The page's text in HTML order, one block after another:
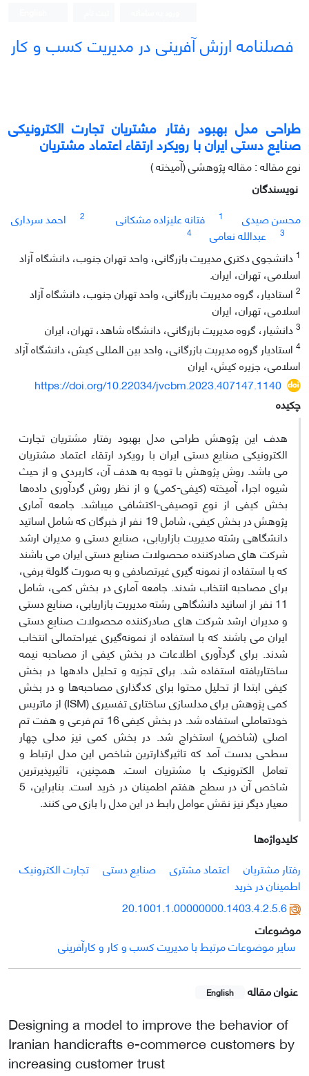
فصلنامه ارزش آفرینی در مدیریت کسب و کار
طراحی مدل بهبود رفتار مشتریان تجارت الکترونیکی
صنایع دستی ایران با رویکرد ارتقاء اعتماد مشتریان
نوع مقاله : مقاله پژوهشی (آمیخته )
نویسندگان
محسن صیدی
1 فتانه علیزاده مشکانی 2 احمد سرداری
3 عبدالله نعامی
4
1 دانشجوی دکتری مدیریت بازرگانی، واحد تهران جنوب، دانشگاه آزاد
اسلامی، تهران، ایران.
2 استادیار، گروه مدیریت بازرگانی، واحد تهران جنوب، دانشگاه آزاد
اسلامی، تهران، ایران
3دانشیار، گروه مدیریت بازرگانی، دانشگاه شاهد، تهران، ایران
4 استادیار گروه مدیریت بازرگانی، واحد بین المللی کیش، دانشگاه آزاد
اسلامی، جزیره کیش، ایران
https://doi.org/10.22034/jvcbm.2023.407147.1140
چکیده
هدف این پژوهش طراحی مدل بهبود رفتار مشتریان تجارت
الکترونیکی صنایع دستی ایران با رویکرد ارتقاء اعتماد مشتریان
می باشد. روش پژوهش با توجه به هدف آن، کاربردی و از حیث
شیوه اجرا، آمیخته (کیفی-کمی) و از نظر روش گردآوری داده‌ها
بخش کیفی از نوع توصیفی-اکتشافی می‎باشد. جامعه آماری
پژوهش در بخش کیفی، شامل 19 نفر از خبرگان که شامل اساتید
دانشگاهی رشته مدیریت بازاریابی، صنایع دستی و مدیران ارشد
شرکت های صادرکننده محصولات صنایع دستی ایران می باشند
که با استفاده از نمونه گیری غیرتصادفی و به صورت گلولة برفی،
برای مصاحبه انتخاب شدند. جامعه آماری در بخش کمی، شامل
11 نفر از اساتید دانشگاهی رشته مدیریت بازاریابی، صنایع دستی
و مدیران ارشد شرکت های صادرکننده محصولات صنایع دستی
ایران می باشند که با استفاده از نمونه‌گیری غیراحتمالی انتخاب
شدند. برای گردآوری اطلاعات در بخش کیفی از مصاحبه نیمه
ساختاریافته استفاده شد. برای تجزیه و تحلیل داده‎ها در بخش
کیفی ابتدا از تحلیل محتوا برای کدگذاری مصاحبه‌ها و در بخش
کمی پژوهش برای مدلسازی ساختاری تفسیری (ISM) از ماتریس
خودتعاملی استفاده شد. در بخش کیفی 16 تم فرعی و هفت تم
اصلی (شاخص) استخراج شد. در بخش کمی نیز مدلی چهار
سطحی بدست آمد که تاثیرگذارترین شاخص این مدل ارتباط و
تعامل الکترونیک با مشتریان است. همچنین، تاثیرپذیرترین
شاخص آن در سطح هفتم اطمینان در خرید است. بنابراین، 5
معیار دیگر نیز نقش عوامل رابط در این مدل را بازی می کنند.
کلیدواژه‌ها
رفتار مشتریان
اعتماد مشتری صنایع دستی
تجارت الکترونیک
اطمینان در خرید
20.1001.1.00000000.1403.4.2.5.6
موضوعات
سایر موضوعات مرتبط با مدیریت کسب و کار و کارآفرینی
عنوان مقاله English
Designing a model to improve the behavior of
Iranian handicrafts e-commerce customers by
increasing customer trust